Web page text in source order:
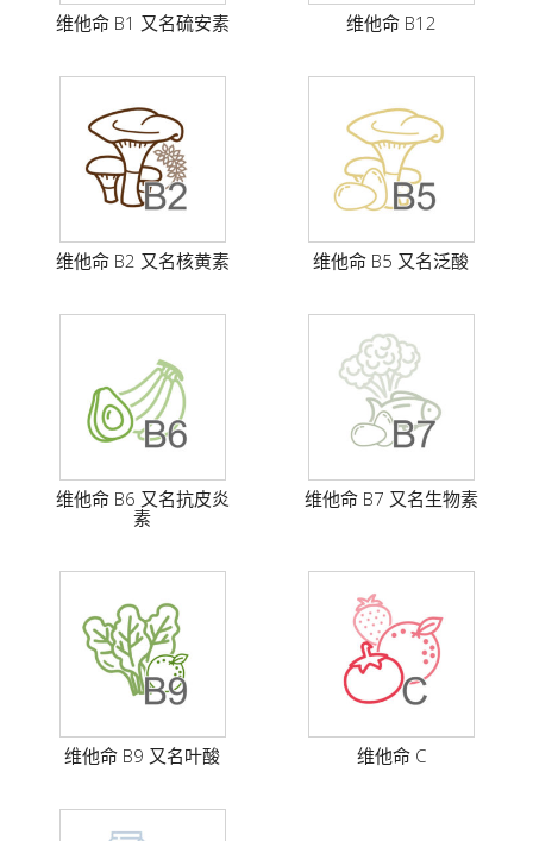
维他命 B1 又名硫安素 维他命 B12
维他命 B2 又名核黄素 维他命 B5 又名泛酸
维他命 B6 又名抗皮炎
素
维他命 B7 又名生物素
维他命 B9 又名叶酸 维他命 C